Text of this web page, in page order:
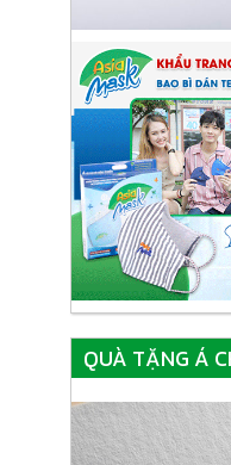
QUÀ TẶNG Á